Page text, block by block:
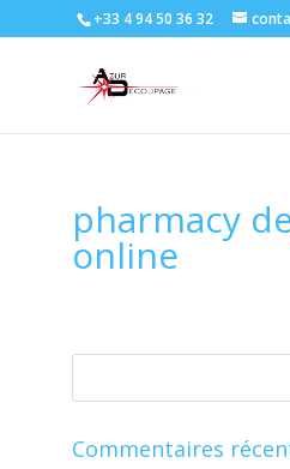
+33 4 94 50 36 32
pharmacy
online
Commentaires